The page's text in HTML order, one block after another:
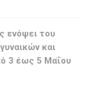
ενόψει του
και
3 έως 5 Μαΐου